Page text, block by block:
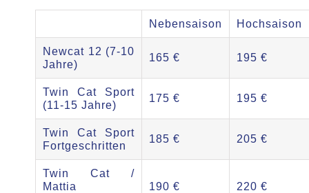
Nebensaison Hochsaison
Newcat 12 (7-10
Jahre)
165 € 195 €
Twin Cat Sport
(11-15 Jahre)
175 € 195 €
Twin Cat Sport
Fortgeschritten
185 € 205 €
Twin Cat /
Mattia
190 € 220 €